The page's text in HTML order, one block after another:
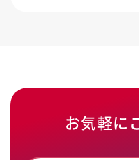
お気軽に